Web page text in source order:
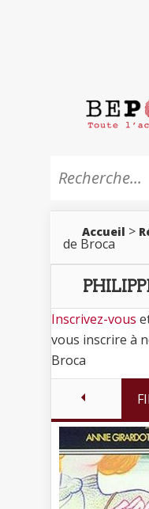
Accueil >
de Broca
Inscrivez-vous
vous inscrire à
Broca